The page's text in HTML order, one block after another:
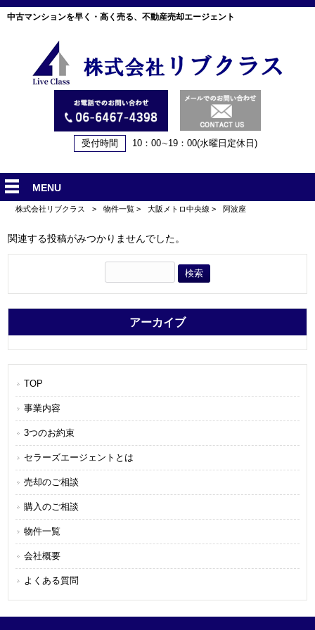
中古マンションを早く・高く売る、不動産売却エージェント
受付時間 10：00∼19：00(水曜日定休日)
MENU
株式会社リブクラス > 物件一覧 > 大阪メトロ中央線 > 阿波座
関連する投稿がみつかりませんでした。
アーカイブ
TOP
事業内容
3つのお約束
セラーズエージェントとは
売却のご相談
購入のご相談
物件一覧
会社概要
よくある質問